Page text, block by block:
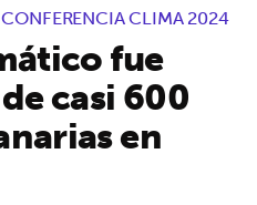
CLIMA 2024
fue
casi 600
en